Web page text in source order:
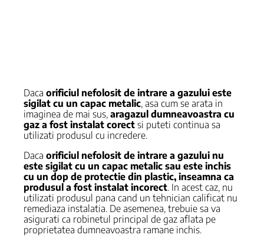
Daca orificiul nefolosit de intrare a gazului este
sigilat cu un capac metalic, asa cum se arata in
imaginea de mai sus, aragazul dumneavoastra cu
gaz a fost instalat corect si puteti continua sa
utilizati produsul cu incredere.
Daca orificiul nefolosit de intrare a gazului nu
este sigilat cu un capac metalic sau este inchis
cu un dop de protectie din plastic, inseamna ca
produsul a fost instalat incorect. In acest caz, nu
utilizati produsul pana cand un tehnician calificat nu
remediaza instalatia. De asemenea, trebuie sa va
asigurati ca robinetul principal de gaz aflata pe
proprietatea dumneavoastra ramane inchis.